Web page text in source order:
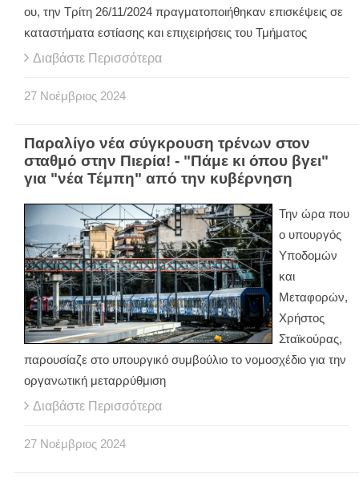
ου, την Τρίτη 26/11/2024 πραγματοποιήθηκαν επισκέψεις σε
καταστήματα εστίασης και επιχειρήσεις του Τμήματος
Διαβάστε Περισσότερα
27 Νοέμβριος 2024
Παραλίγο νέα σύγκρουση τρένων στον
σταθμό στην Πιερία! - "Πάμε κι όπου βγει"
για "νέα Τέμπη" από την κυβέρνηση
Την ώρα που
ο υπουργός
Υποδομών
και
Μεταφορών,
Χρήστος
Σταϊκούρας,
παρουσίαζε στο υπουργικό συμβούλιο το νομοσχέδιο για την
οργανωτική μεταρρύθμιση
Διαβάστε Περισσότερα
27 Νοέμβριος 2024